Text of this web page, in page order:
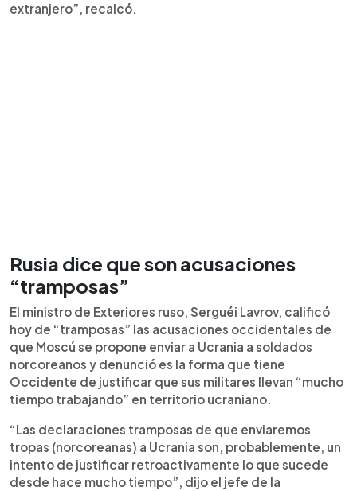
extranjero”, recalcó.
Rusia dice que son acusaciones
“tramposas”
El ministro de Exteriores ruso, Serguéi Lavrov, calificó
hoy de “tramposas” las acusaciones occidentales de
que Moscú se propone enviar a Ucrania a soldados
norcoreanos y denunció es la forma que tiene
Occidente de justificar que sus militares llevan “mucho
tiempo trabajando” en territorio ucraniano.
“Las declaraciones tramposas de que enviaremos
tropas (norcoreanas) a Ucrania son, probablemente, un
intento de justificar retroactivamente lo que sucede
desde hace mucho tiempo”, dijo el jefe de la